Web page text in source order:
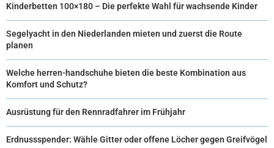
Kinderbetten 100×180 – Die perfekte Wahl für wachsende Kinder
Segelyacht in den Niederlanden mieten und zuerst die Route
planen
Welche herren-handschuhe bieten die beste Kombination aus
Komfort und Schutz?
Ausrüstung für den Rennradfahrer im Frühjahr
Erdnussspender: Wähle Gitter oder offene Löcher gegen Greifvögel